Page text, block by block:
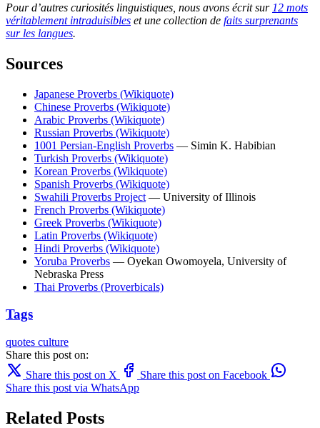
Pour d’autres curiosités linguistiques, nous avons écrit sur 12 mots
véritablement intraduisibles et une collection de faits surprenants
sur les langues.
Sources
Japanese Proverbs (Wikiquote)
Chinese Proverbs (Wikiquote)
Arabic Proverbs (Wikiquote)
Russian Proverbs (Wikiquote)
1001 Persian-English Proverbs — Simin K. Habibian
Turkish Proverbs (Wikiquote)
Korean Proverbs (Wikiquote)
Spanish Proverbs (Wikiquote)
Swahili Proverbs Project — University of Illinois
French Proverbs (Wikiquote)
Greek Proverbs (Wikiquote)
Latin Proverbs (Wikiquote)
Hindi Proverbs (Wikiquote)
Yoruba Proverbs — Oyekan Owomoyela, University of
Nebraska Press
Thai Proverbs (Proverbicals)
Tags
quotes culture
Share this post on:
Share this post on X
Share this post on Facebook
Share this post via WhatsApp
Related Posts